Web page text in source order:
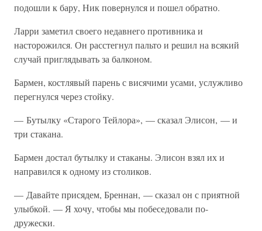
подошли к бару, Ник повернулся и пошел обратно.
Ларри заметил своего недавнего противника и
насторожился. Он расстегнул пальто и решил на всякий
случай приглядывать за балконом.
Бармен, костлявый парень с висячими усами, услужливо
перегнулся через стойку.
— Бутылку «Старого Тейлора», — сказал Элисон, — и
три стакана.
Бармен достал бутылку и стаканы. Элисон взял их и
направился к одному из столиков.
— Давайте присядем, Бреннан, — сказал он с приятной
улыбкой. — Я хочу, чтобы мы побеседовали по-
дружески.